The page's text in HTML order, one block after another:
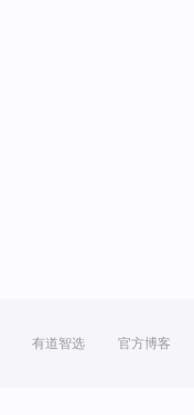
有道智选 官方博客